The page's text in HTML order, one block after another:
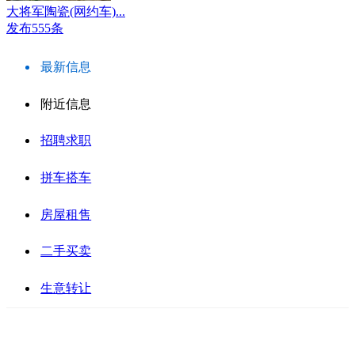
大将军陶瓷(网约车)...
发布555条
最新信息
附近信息
招聘求职
拼车搭车
房屋租售
二手买卖
生意转让